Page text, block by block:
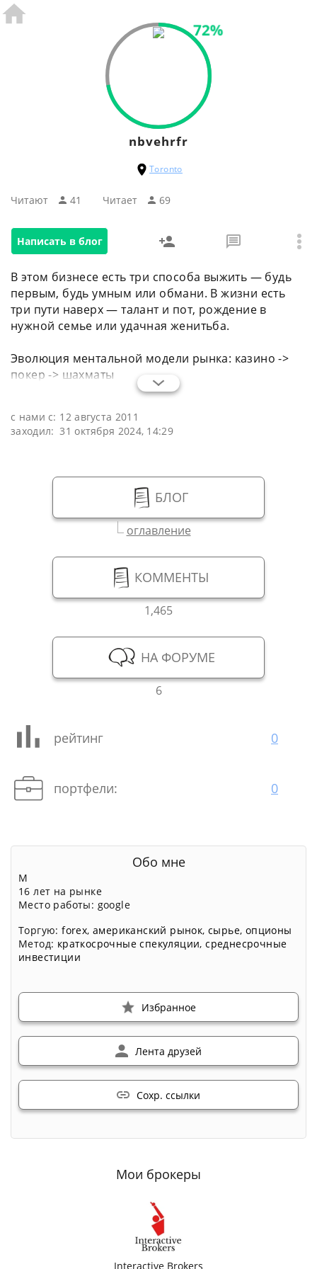
72%
nbvehrfr
Toronto
Читают 41 Читаeт 69
Написать в блог
В этом бизнесе есть три способа выжить — будь
первым, будь умным или обмани. В жизни есть
три пути наверх — талант и пот, рождение в
нужной семье или удачная женитьба.
Эволюция ментальной модели рынка: казино ->
покер -> шахматы
с нами с: 12 августа 2011
заходил: 31 октября 2024, 14:29
БЛОГ
оглавление
КОММЕНТЫ
1,465
НА ФОРУМЕ
6
рейтинг 0
портфели: 0
Обо мне
М
16 лет на рынке
Место работы: google
Торгую:forex,американский рынок,сырье, опционы
Метод: краткосрочные спекуляции,среднесрочные
инвестиции
Избранное
Лента друзей
Сохр. ссылки
Мои брокеры
Interactive Brokers